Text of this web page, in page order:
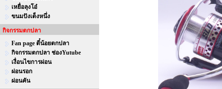
เหยื่อลุงโอ๋
ขนมปังเต็งหนึ่ง
กิจกรรมตกปลา
Fan page ตี๋น้อยตกปลา
กิจกรรมตกปลา ช่องYutube
เงื่อนไขการผ่อน
ผ่อนรอก
ผ่อนคัน